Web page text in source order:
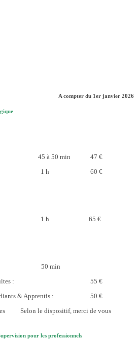
A compter du 1er janvier 2026
45 à 50 min 47 €
1 h 60 €
1 h 65 €
50 min
: 55 €
& Apprentis : 50 €
Selon le dispositif, merci de vous
pour les professionnels